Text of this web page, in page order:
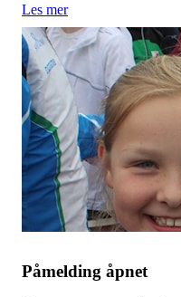
Les mer
Påmelding åpnet